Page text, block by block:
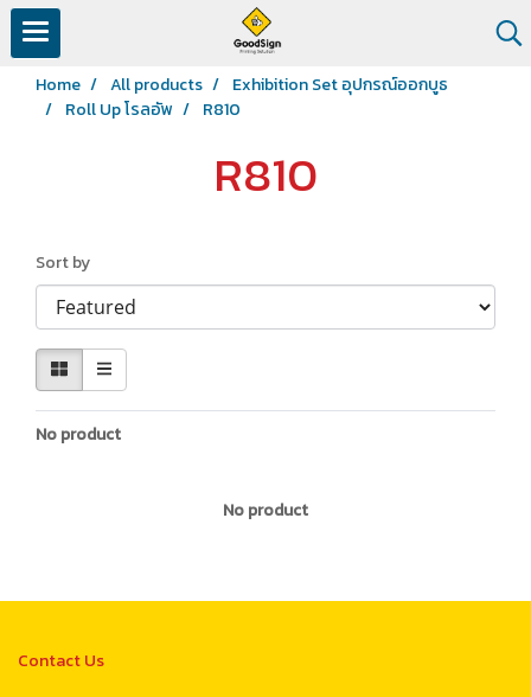
Home All products
Exhibition Set อุปกรณ์ออกบูธ
Roll Up โรลอัพ
R810
R810
Sort by
No product
No product
Contact Us